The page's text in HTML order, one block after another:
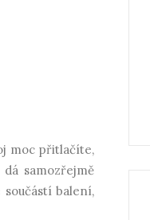
moc přitlačíte,
samozřejmě
balení,